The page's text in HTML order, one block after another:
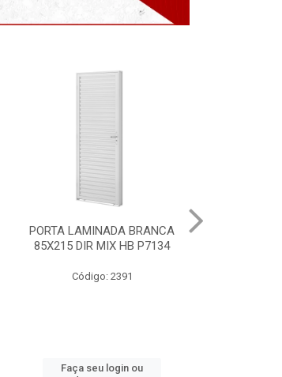
VITRO ALUM BRANCO
S/GDE 100X150 2F HB
Código: 2232 B
Faça seu login ou